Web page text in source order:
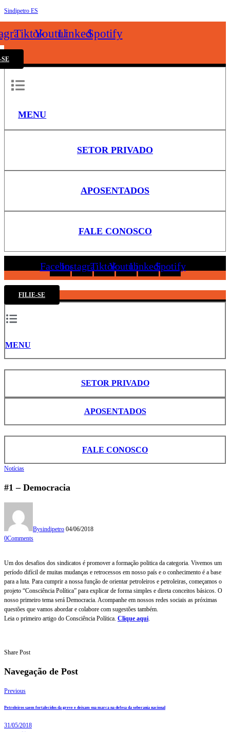
Sindipetro ES
TiktokYoutubeLinkedinSpotify
MENU
SETOR PRIVADO
APOSENTADOS
FALE CONOSCO
FacebookInstagramTiktokYoutubeLinkedinSpotify
FILIE-SE
MENU
SETOR PRIVADO
APOSENTADOS
FALE CONOSCO
Notícias
#1 – Democracia
Bysindipetro 04/06/2018
0Comments
Um dos desafios dos sindicatos é promover a formação politica da categoria. Vivemos um
período difícil de muitas mudanças e retrocessos em nosso país e o conhecimento é a base
para a luta. Para cumprir a nossa função de orientar petroleiros e petroleiras, começamos o
projeto “Consciência Política” para explicar de forma simples e direta conceitos básicos. O
nosso primeiro tema será Democracia. Acompanhe em nossos redes sociais as próximas
questões que vamos abordar e colabore com sugestões também.
Leia o primeiro artigo do Consciência Política. Clique aqui
Share Post
Navegação de Post
Previous
Petroleiros saem fortalecidos da greve e deixam sua marca na defesa da soberania nacional
31/05/2018